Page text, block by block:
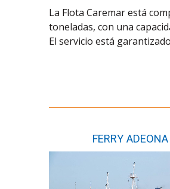
La Flota Caremar está
toneladas, con una
El servicio está
FERRY ADEONA